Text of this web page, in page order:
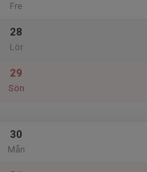
Fre
28
Lör
29
Sön
30
Mån